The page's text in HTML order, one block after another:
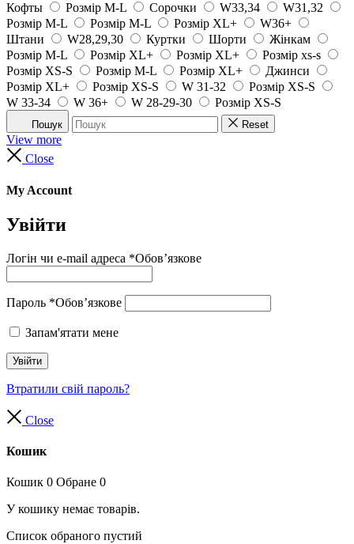
Кофты
Розмір M-L Сорочки W33,34
W31,32
Розмір M-L
Розмір M-L Розмір XL+
W36+
Штани
W28,29,30 Куртки Шорти
Жінкам
Розмір M-L
Розмір XL+ Розмір XL+
Розмір xs-s
Розмір XS-S
Розмір M-L Розмір XL+
Джинси
Розмір XL+
Розмір XS-S W 31-32
Розмір XS-S
W 33-34
W 36+ W 28-29-30 Розмір XS-S
Пошук Reset
View more
Close
My Account
Увійти
Логін чи e-mail адреса *Обов’язкове
Пароль *Обов’язкове
Запам'ятати мене
Увійти
Втратили свій пароль?
Close
Кошик
Кошик 0 Обране 0
У кошику немає товарів.
Список обраного пустий